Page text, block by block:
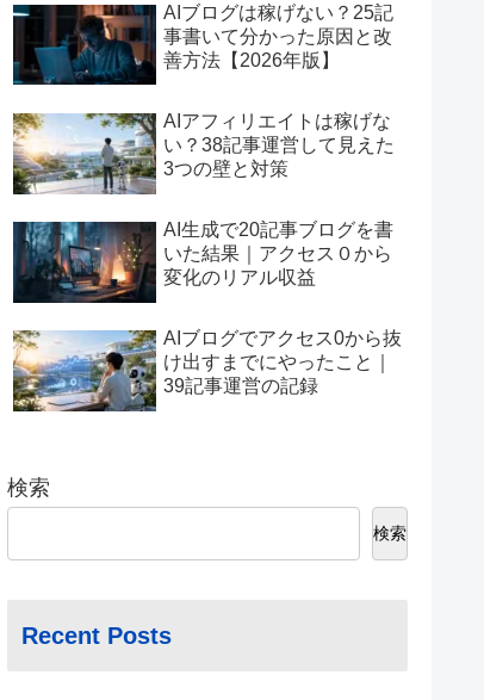
AIブログは稼げない？25記
事書いて分かった原因と改
善方法【2026年版】
AIアフィリエイトは稼げな
い？38記事運営して見えた
3つの壁と対策
AI生成で20記事ブログを書
いた結果｜アクセス０から
変化のリアル収益
AIブログでアクセス0から抜
け出すまでにやったこと｜
39記事運営の記録
検索
検索
Recent Posts